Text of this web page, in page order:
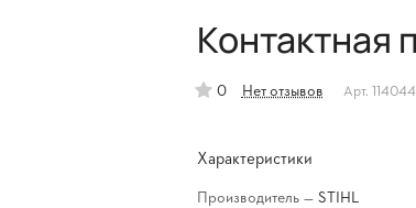
Контактная
0 Нет отзывов Арт.
Характеристики
Производитель — STIHL